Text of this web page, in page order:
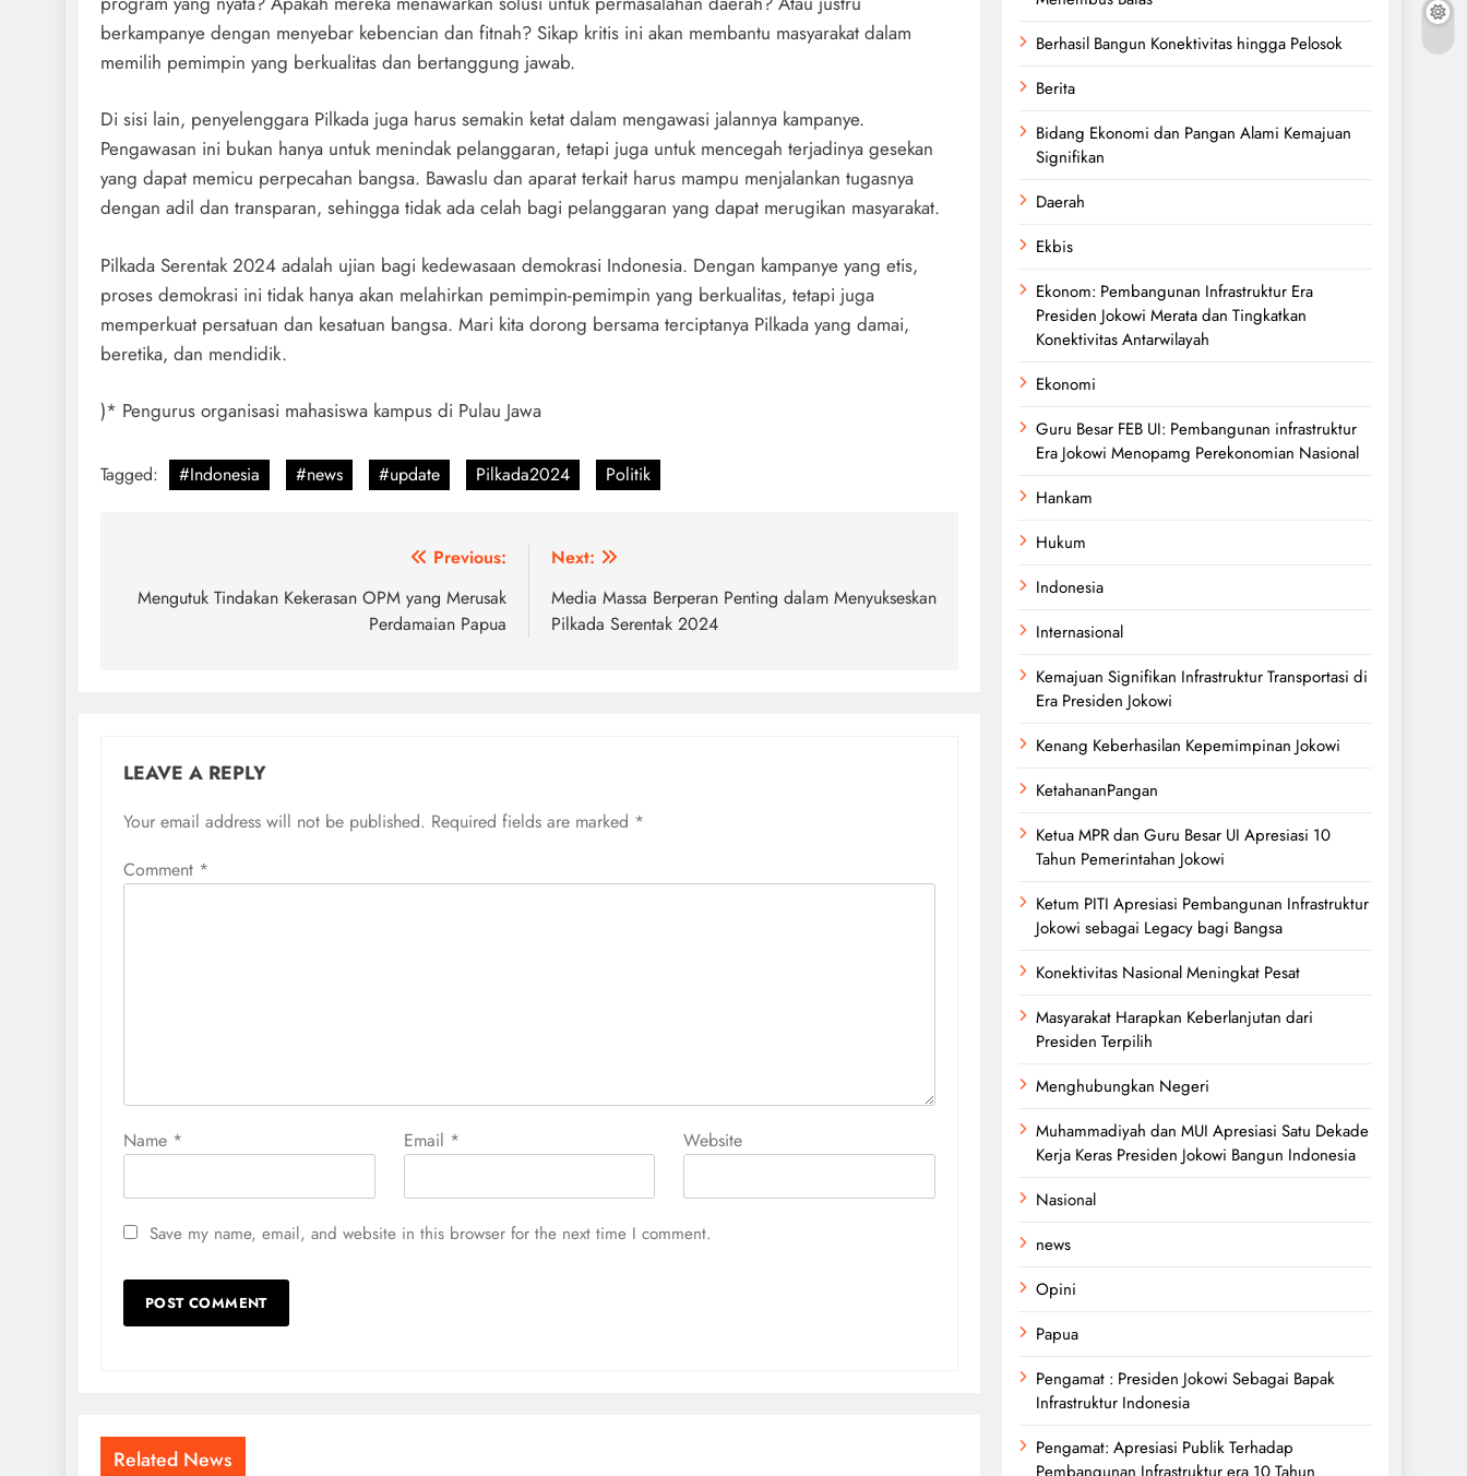
berkampanye dengan menyebar kebencian dan fitnah? Sikap kritis ini akan membantu masyarakat dalam
memilih pemimpin yang berkualitas dan bertanggung jawab.
Di sisi lain, penyelenggara Pilkada juga harus semakin ketat dalam mengawasi jalannya kampanye.
Pengawasan ini bukan hanya untuk menindak pelanggaran, tetapi juga untuk mencegah terjadinya gesekan
yang dapat memicu perpecahan bangsa. Bawaslu dan aparat terkait harus mampu menjalankan tugasnya
dengan adil dan transparan, sehingga tidak ada celah bagi pelanggaran yang dapat merugikan masyarakat.
Pilkada Serentak 2024 adalah ujian bagi kedewasaan demokrasi Indonesia. Dengan kampanye yang etis,
proses demokrasi ini tidak hanya akan melahirkan pemimpin-pemimpin yang berkualitas, tetapi juga
memperkuat persatuan dan kesatuan bangsa. Mari kita dorong bersama terciptanya Pilkada yang damai,
beretika, dan mendidik.
)* Pengurus organisasi mahasiswa kampus di Pulau Jawa
Tagged: #Indonesia #news #update Pilkada2024 Politik
navigation
Previous:
Mengutuk Tindakan Kekerasan OPM yang Merusak
Perdamaian Papua
Next:
Media Massa Berperan Penting dalam Menyukseskan
Pilkada Serentak 2024
LEAVE A REPLY
Your email address will not be published. Required fields are marked *
Comment *
Name * Email * Website
Save my name, email, and website in this browser for the next time I comment.
Related News
Berhasil Bangun Konektivitas hingga Pelosok
Berita
Bidang Ekonomi dan Pangan Alami Kemajuan
Signifikan
Daerah
Ekbis
Ekonom: Pembangunan Infrastruktur Era
Presiden Jokowi Merata dan Tingkatkan
Konektivitas Antarwilayah
Ekonomi
Guru Besar FEB UI: Pembangunan infrastruktur
Era Jokowi Menopamg Perekonomian Nasional
Hankam
Hukum
Indonesia
Internasional
Kemajuan Signifikan Infrastruktur Transportasi di
Era Presiden Jokowi
Kenang Keberhasilan Kepemimpinan Jokowi
KetahananPangan
Ketua MPR dan Guru Besar UI Apresiasi 10
Tahun Pemerintahan Jokowi
Ketum PITI Apresiasi Pembangunan Infrastruktur
Jokowi sebagai Legacy bagi Bangsa
Konektivitas Nasional Meningkat Pesat
Masyarakat Harapkan Keberlanjutan dari
Presiden Terpilih
Menghubungkan Negeri
Muhammadiyah dan MUI Apresiasi Satu Dekade
Kerja Keras Presiden Jokowi Bangun Indonesia
Nasional
news
Opini
Papua
Pengamat : Presiden Jokowi Sebagai Bapak
Infrastruktur Indonesia
Pengamat: Apresiasi Publik Terhadap